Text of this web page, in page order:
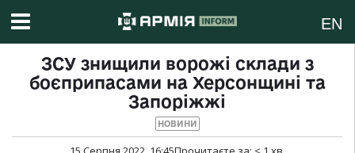
EN
ЗСУ знищили ворожі склади з
боєприпасами на Херсонщині та
Запоріжжі
НОВИНИ